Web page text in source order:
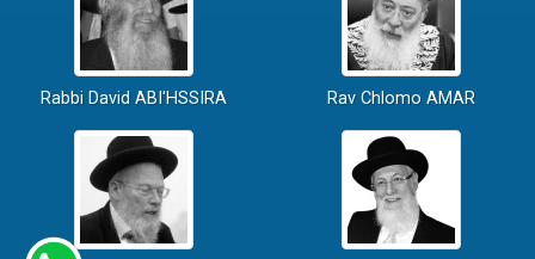
Rabbi David ABI'HSSIRA Rav Chlomo AMAR